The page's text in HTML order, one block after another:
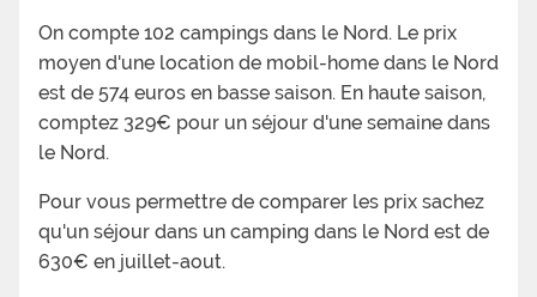
On compte 102 campings dans le Nord. Le prix
moyen d'une location de mobil-home dans le Nord
est de 574 euros en basse saison. En haute saison,
comptez 329€ pour un séjour d'une semaine dans
le Nord.
Pour vous permettre de comparer les prix sachez
qu'un séjour dans un camping dans le Nord est de
630€ en juillet-aout.